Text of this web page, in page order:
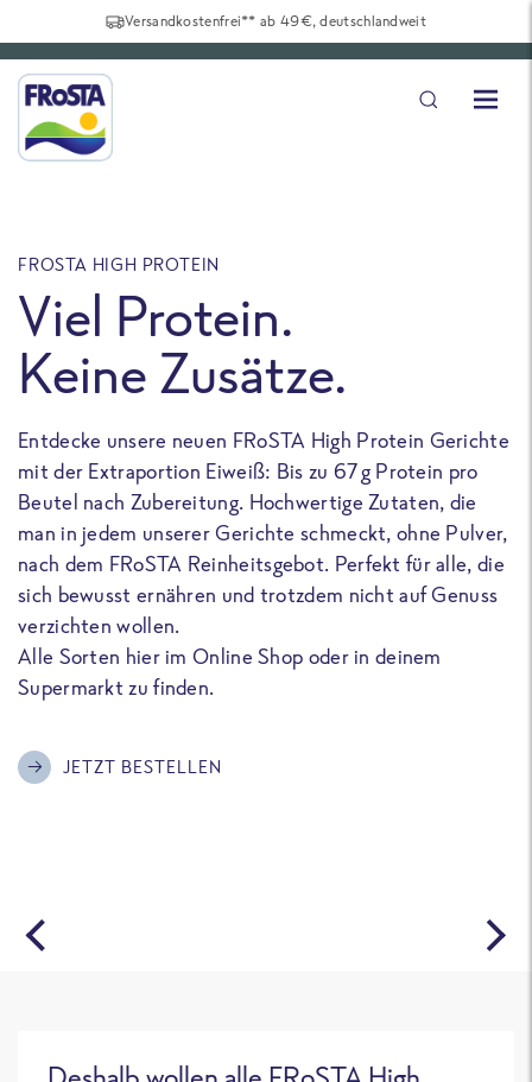
Versandkostenfrei** ab 49€, deutschlandweit
FROSTA HIGH PROTEIN
Viel Protein.
Keine Zusätze.
Entdecke unsere neuen FRoSTA High Protein Gerichte
mit der Extraportion Eiweiß: Bis zu 67 g Protein pro
Beutel nach Zubereitung. Hochwertige Zutaten, die
man in jedem unserer Gerichte schmeckt, ohne Pulver,
nach dem FRoSTA Reinheitsgebot. Perfekt für alle, die
sich bewusst ernähren und trotzdem nicht auf Genuss
verzichten wollen.
Alle Sorten hier im Online Shop oder in deinem
Supermarkt zu finden.
JETZT BESTELLEN